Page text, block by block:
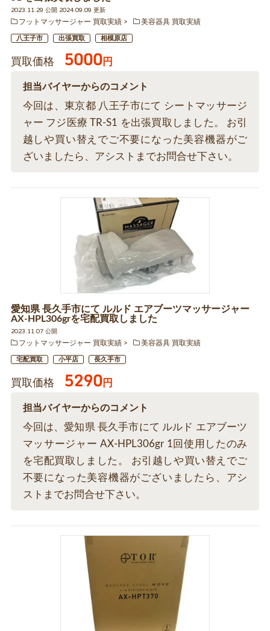
2023.11.29 公開 2024.09.09 更新
フットマッサージャー 買取実績
美容器具 買取実績
八王子市 出張買取 相模原店
買取価格 5000円
担当バイヤーからのコメント
今回は、東京都 八王子市にて シートマッサージ
ャー フジ医療 TR-S1 を出張買取しました。 お引
越しや買い替えでご不要になった美容機器がご
ざいましたら、アシストまでお問合せ下さい。
愛知県 長久手市にて ルルド エアブーツマッサージャー
AX-HPL306grを宅配買取しました
2023.11.07 公開
フットマッサージャー 買取実績
美容器具 買取実績
宅配買取 小平店 長久手市
買取価格 5290円
担当バイヤーからのコメント
今回は、愛知県 長久手市にて ルルド エアブーツ
マッサージャー AX-HPL306gr 1回使用したのみ
を宅配買取しました。 お引越しや買い替えでご
不要になった美容機器がございましたら、アシ
ストまでお問合せ下さい。